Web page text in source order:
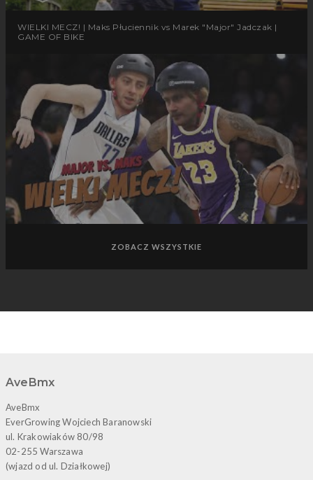
WIELKI MECZ! | Maks Płuciennik vs Marek "Major" Jadczak |
GAME OF BIKE
ZOBACZ WSZYSTKIE
AveBmx
AveBmx
EverGrowing Wojciech Baranowski
ul. Krakowiaków 80/98
02-255 Warszawa
(wjazd od ul. Działkowej)